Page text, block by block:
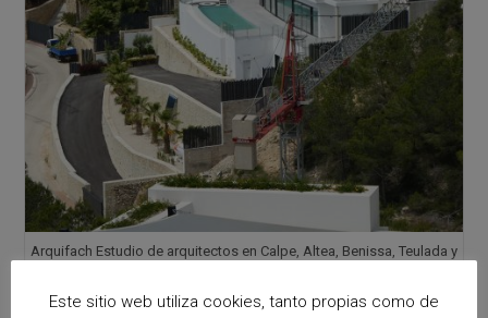
Arquifach Estudio de arquitectos en Calpe, Altea, Benissa, Teulada y
Este sitio web utiliza cookies, tanto propias como de